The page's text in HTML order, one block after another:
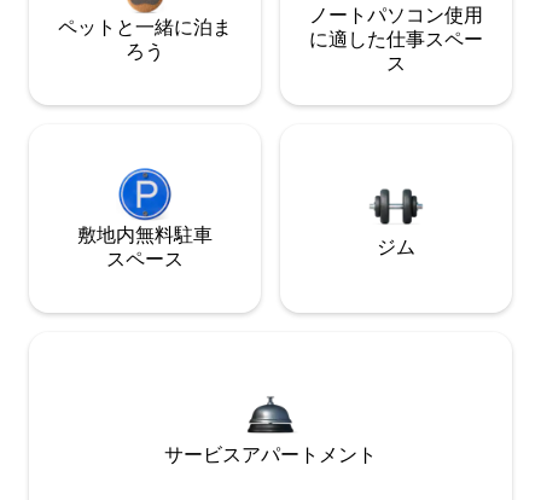
ペットと一緒に泊ま
ろう
ノートパソコン使用
に適した仕事スペー
ス
敷地内無料駐⁠車
ス⁠ペ⁠ー⁠ス
ジム
サービスアパートメント